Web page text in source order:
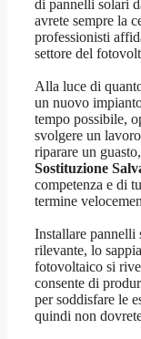
di pannelli solari
avrete sempre la
professionisti
settore del
Alla luce di
un nuovo
tempo possibile,
svolgere un
riparare un
Sostituzione
competenza e di
termine
Installare pannelli
rilevante, lo
fotovoltaico si
consente di
per soddisfare le
quindi non